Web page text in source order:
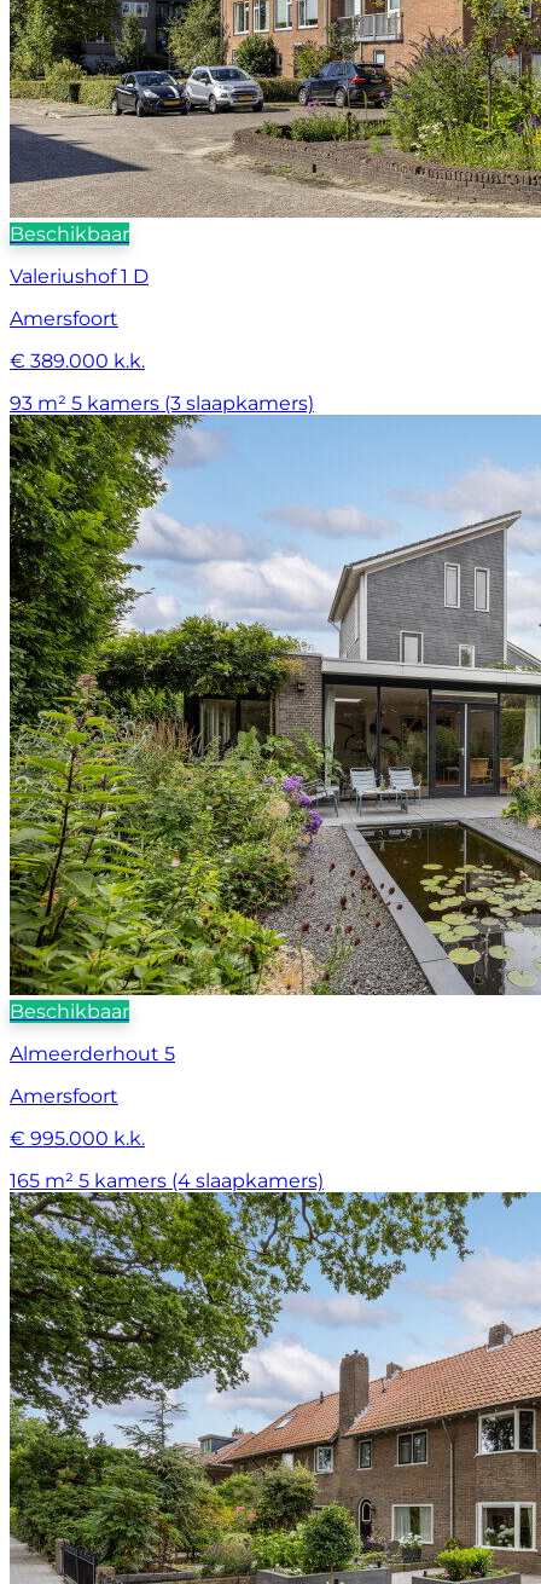
Beschikbaar
Valeriushof 1 D
Amersfoort
€ 389.000 k.k.
93 m² 5 kamers (3 slaapkamers)
Beschikbaar
Almeerderhout 5
Amersfoort
€ 995.000 k.k.
165 m² 5 kamers (4 slaapkamers)